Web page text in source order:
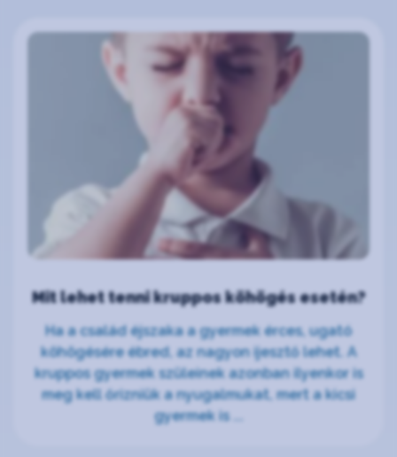
Mit lehet tenni kruppos köhögés esetén?
Ha a család éjszaka a gyermek érces, ugató
köhögésére ébred, az nagyon ijesztő lehet. A
kruppos gyermek szüleinek azonban ilyenkor is
meg kell őrizniük a nyugalmukat, mert a kicsi
gyermek is ...